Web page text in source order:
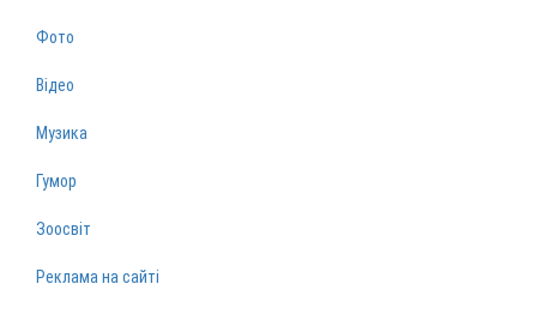
Фото
Відео
Музика
Гумор
Зоосвіт
Реклама на сайті